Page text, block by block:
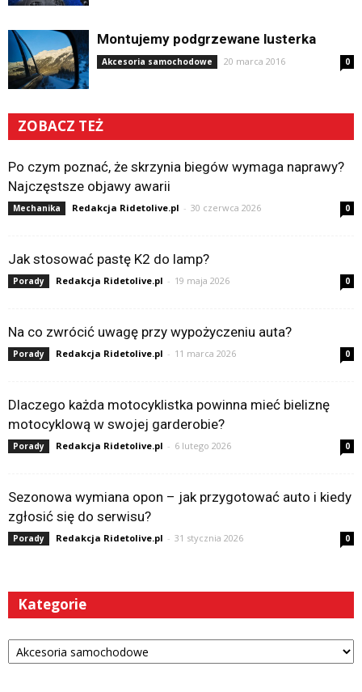
Montujemy podgrzewane lusterka
Akcesoria samochodowe 20 marca 2016 0
ZOBACZ TEŻ
Po czym poznać, że skrzynia biegów wymaga naprawy?
Najczęstsze objawy awarii
Mechanika Redakcja Ridetolive.pl - 30 czerwca 2026 0
Jak stosować pastę K2 do lamp?
Porady Redakcja Ridetolive.pl - 19 maja 2026 0
Na co zwrócić uwagę przy wypożyczeniu auta?
Porady Redakcja Ridetolive.pl - 11 marca 2026 0
Dlaczego każda motocyklistka powinna mieć bieliznę
motocyklową w swojej garderobie?
Porady Redakcja Ridetolive.pl - 6 lutego 2026 0
Sezonowa wymiana opon – jak przygotować auto i kiedy
zgłosić się do serwisu?
Porady Redakcja Ridetolive.pl - 31 stycznia 2026 0
Kategorie
Kategorie